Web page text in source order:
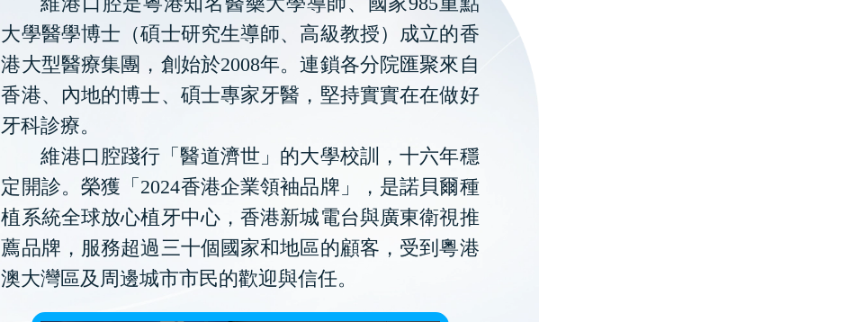
大學醫學博士（碩士研究生導師、高級教授）成立的香
港大型醫療集團，創始於2008年。連鎖各分院匯聚來自
香港、內地的博士、碩士專家牙醫，堅持實實在在做好
牙科診療。
維港口腔踐行「醫道濟世」的大學校訓，十六年穩
定開診。榮獲「2024香港企業領袖品牌」，是諾貝爾種
植系統全球放心植牙中心，香港新城電台與廣東衛視推
薦品牌，服務超過三十個國家和地區的顧客，受到粵港
澳大灣區及周邊城市市民的歡迎與信任。